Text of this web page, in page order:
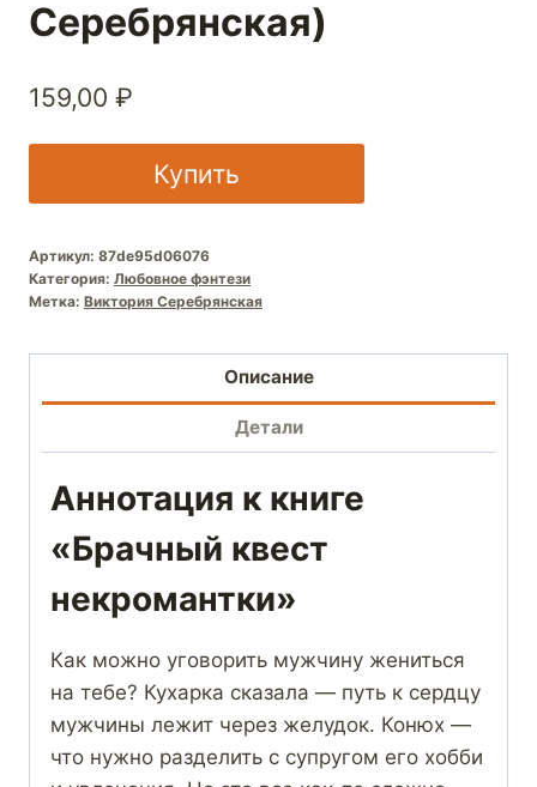
Серебрянская)
159,00 ₽
Купить
Артикул: 87de95d06076
Категория: Любовное фэнтези
Метка: Виктория Серебрянская
Описание
Детали
Аннотация к книге
«Брачный квест
некромантки»
Как можно уговорить мужчину жениться
на тебе? Кухарка сказала — путь к сердцу
мужчины лежит через желудок. Конюх —
что нужно разделить с супругом его хобби